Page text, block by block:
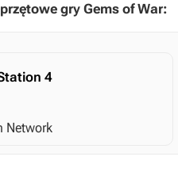
gry Gems of War:
4
Network